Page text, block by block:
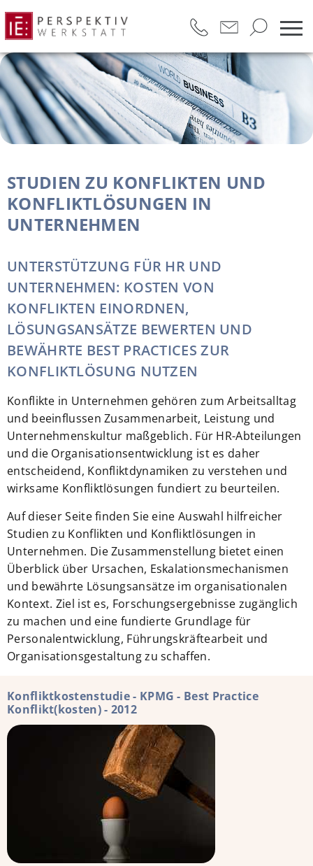
STUDIEN ZU KONFLIKTEN UND
KONFLIKTLÖSUNGEN IN
UNTERNEHMEN
UNTERSTÜTZUNG FÜR HR UND
UNTERNEHMEN: KOSTEN VON
KONFLIKTEN EINORDNEN,
LÖSUNGSANSÄTZE BEWERTEN UND
BEWÄHRTE BEST PRACTICES ZUR
KONFLIKTLÖSUNG NUTZEN
Konflikte in Unternehmen gehören zum Arbeitsalltag
und beeinflussen Zusammenarbeit, Leistung und
Unternehmenskultur maßgeblich. Für HR-Abteilungen
und die Organisationsentwicklung ist es daher
entscheidend, Konfliktdynamiken zu verstehen und
wirksame Konfliktlösungen fundiert zu beurteilen.
Auf dieser Seite finden Sie eine Auswahl hilfreicher
Studien zu Konflikten und Konfliktlösungen in
Unternehmen. Die Zusammenstellung bietet einen
Überblick über Ursachen, Eskalationsmechanismen
und bewährte Lösungsansätze im organisationalen
Kontext. Ziel ist es, Forschungsergebnisse zugänglich
zu machen und eine fundierte Grundlage für
Personalentwicklung, Führungskräftearbeit und
Organisationsgestaltung zu schaffen.
Konfliktkostenstudie - KPMG - Best Practice
Konflikt(kosten) - 2012